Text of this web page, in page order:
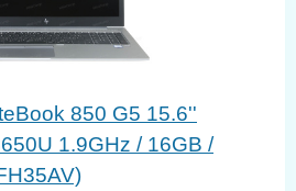
850 G5 15.6''
1.9GHz / 16GB /